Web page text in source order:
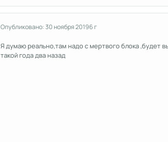
Опубликовано:30 ноября 20196 г
Я думаю реально,там надо с мертвого блока ,будет
такой года два назад